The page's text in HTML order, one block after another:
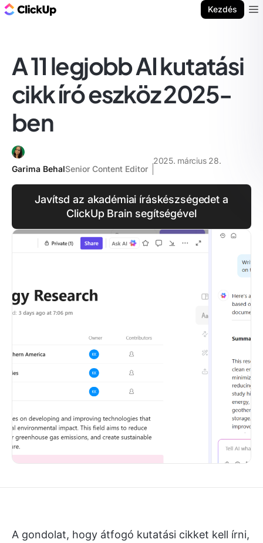
Kezdés
A 11 legjobb AI kutatási
cikk író eszköz 2025-
ben
Garima BehalSenior Content Editor
2025. március 28.
Javítsd az akadémiai íráskészségedet a
ClickUp Brain segítségével
A gondolat, hogy átfogó kutatási cikket kell írni,